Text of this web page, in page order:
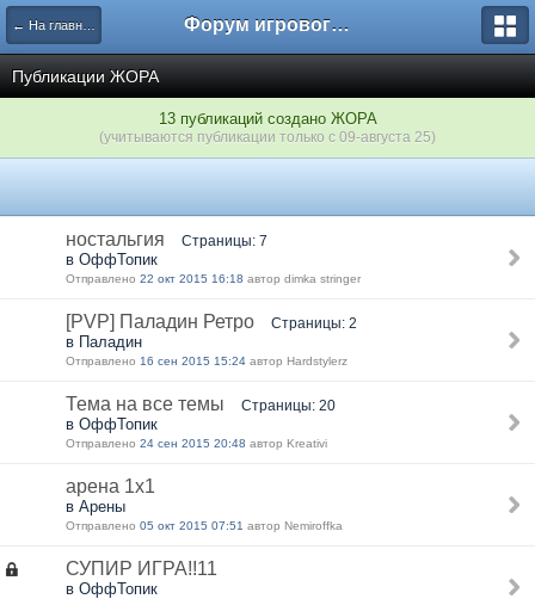
← На главную Форум игрового проекта Riverrise
Публикации ЖОРА
13 публикаций создано ЖОРА
(учитываются публикации только с 09-августа 25)
ностальгия Страницы: 7
в ОффТопик
Отправлено 22 окт 2015 16:18 автор dimka stringer
[PVP] Паладин Ретро Страницы: 2
в Паладин
Отправлено 16 сен 2015 15:24 автор Hardstylerz
Тема на все темы Страницы: 20
в ОффТопик
Отправлено 24 сен 2015 20:48 автор Kreativi
арена 1х1
в Арены
Отправлено 05 окт 2015 07:51 автор Nеmiroffkа
СУПИР ИГРА!!11
в ОффТопик